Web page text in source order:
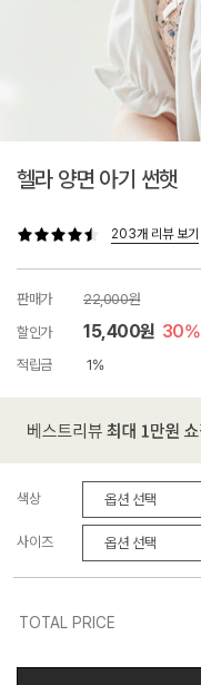
헬라 양면 아기 썬햇
203개 리뷰 보기
판매가
22,000원
할인가
15,400원 30%
적립금 1%
색상
사이즈
TOTAL PRICE